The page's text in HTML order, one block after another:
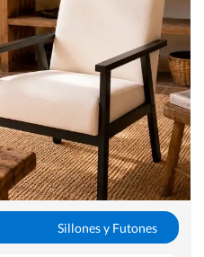
Sillones y Futones